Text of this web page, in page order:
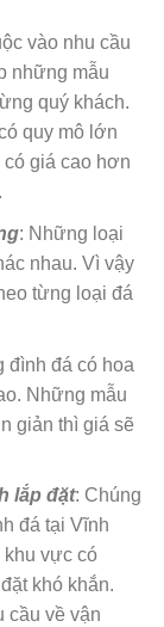
vào nhu cầu
những mẫu
quý khách.
quy mô lớn
giá cao hơn
: Những loại
nhau. Vì vậy
từng loại đá
đình đá có hoa
Những mẫu
giản thì giá sẽ
lắp đặt: Chúng
đá tại Vĩnh
khu vực có
khó khắn.
cầu về vận